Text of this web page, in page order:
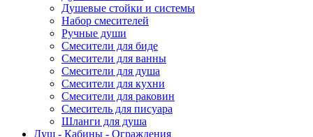
Душевые стойки и системы
Набор смесителей
Ручные души
Смесители для биде
Смесители для ванны
Смесители для душа
Смесители для кухни
Смесители для раковин
Смеситель для писуара
Шланги для душа
Душ - Кабины - Ограждения